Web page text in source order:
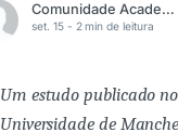
Comunidade Academia Médica
set. 15 - 2 min de leitura
Um estudo publicado
Universidade de